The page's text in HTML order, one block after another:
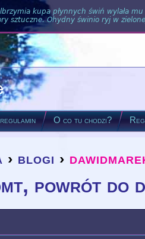
kupa płynnych świń wylała
sztuczne. Ohydny świnio ryj w
regulamin O co tu chodzi?
› blogi ›
powrót do